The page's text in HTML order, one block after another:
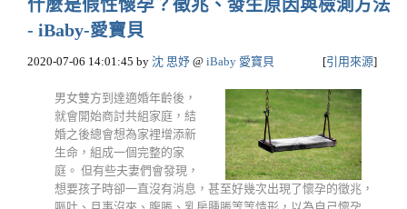
什麼是假性懷孕？徵兆、發生原因與檢測方法
- iBaby-愛寶貝
2020-07-06 14:01:45 by 沈 思妤 @ iBaby 愛寶貝 [引用來源]
男女雙方到達適婚年齡後，
就會開始商討共組家庭，結
婚之後總會想為家裡增添新
生命，組成一個完整的家
庭。 但有些夫妻們會發現，
想要孩子時卻一直沒有消息，甚至好幾次出現了懷孕的徵兆，